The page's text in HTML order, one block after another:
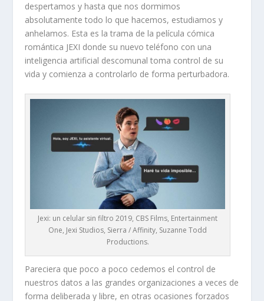
despertamos y hasta que nos dormimos
absolutamente todo lo que hacemos, estudiamos y
anhelamos. Esta es la trama de la película cómica
romántica JEXI donde su nuevo teléfono con una
inteligencia artificial descomunal toma control de su
vida y comienza a controlarlo de forma perturbadora.
Jexi: un celular sin filtro 2019, CBS Films, Entertainment
One, Jexi Studios, Sierra / Affinity, Suzanne Todd
Productions.
Pareciera que poco a poco cedemos el control de
nuestros datos a las grandes organizaciones a veces de
forma deliberada y libre, en otras ocasiones forzados